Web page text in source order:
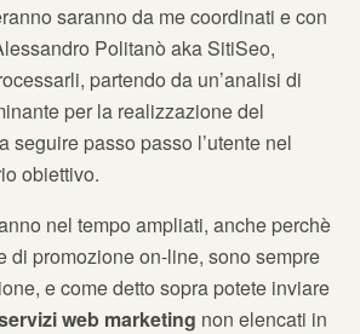
saranno da me coordinati e con
Politanò aka SitiSeo,
partendo da un’analisi di
per la realizzazione del
seguire passo passo l’utente nel
obiettivo.
nel tempo ampliati, anche perchè
di promozione on-line, sono sempre
e come detto sopra potete inviare
web marketing non elencati in